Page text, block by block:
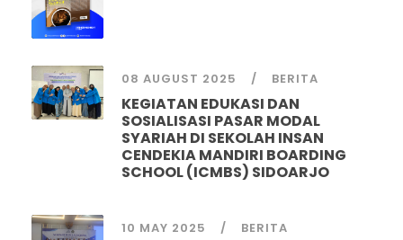
08 AUGUST 2025 BERITA
KEGIATAN EDUKASI DAN
SOSIALISASI PASAR MODAL
SYARIAH DI SEKOLAH INSAN
CENDEKIA MANDIRI BOARDING
SCHOOL (ICMBS) SIDOARJO
10 MAY 2025 BERITA